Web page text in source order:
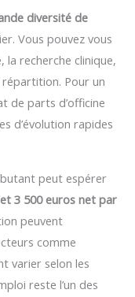
diversité de
Vous pouvez vous
la recherche clinique,
Pour un
de parts d’officine
d’évolution rapides
peut espérer
3 500 euros net par
peuvent
comme
varier selon les
reste l’un des